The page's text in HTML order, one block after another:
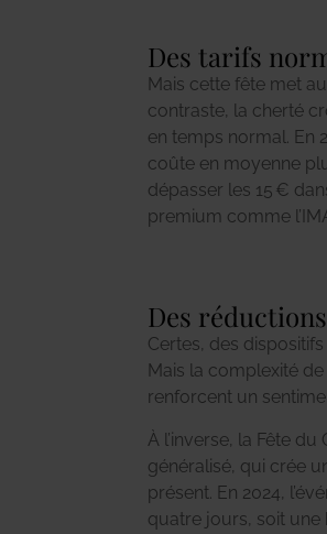
Des tarifs
Mais cette fête met
contraste, la cherté
en temps normal. En
coûte en moyenne
dépasser les 15 €
premium comme
une famille, la
rapidement grimper
compter les
perçu comme un frein
certains publics :
retraités… Face à
streaming aux
bon marché, la
cinéma en salle est-il
Des
Certes, des
Mais la complexité
renforcent un
À l’inverse, la Fête
généralisé, qui crée
présent. En 2024,
quatre jours, soit une